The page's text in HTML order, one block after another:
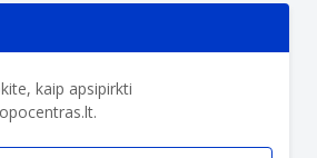
kaip apsipirkti